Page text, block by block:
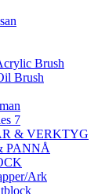
Brush
Brush
7
& VERKTYG
PANNÅ
Ark